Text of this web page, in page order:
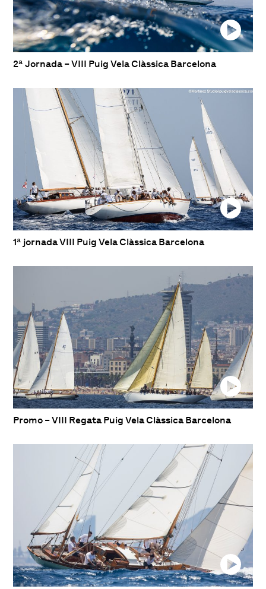
2ª Jornada – VIII Puig Vela Clàssica Barcelona
1ª jornada VIII Puig Vela Clàssica Barcelona
Promo – VIII Regata Puig Vela Clàssica Barcelona